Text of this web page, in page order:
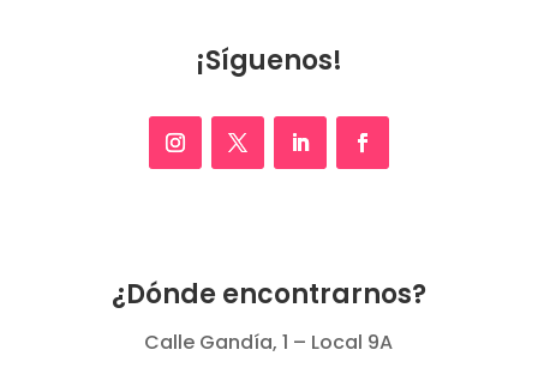
¡Síguenos!
¿Dónde encontrarnos?
Calle Gandía, 1 – Local 9A